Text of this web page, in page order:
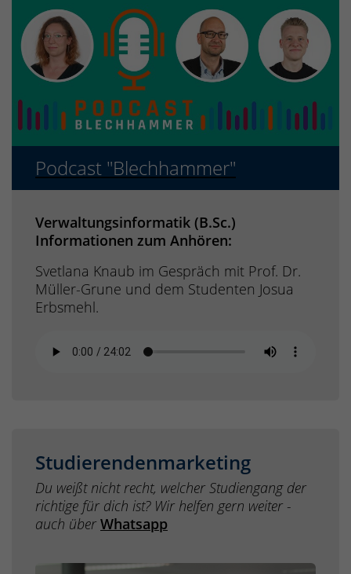
Podcast "Blechhammer"
Verwaltungsinformatik (B.Sc.)
Informationen zum Anhören:
Svetlana Knaub im Gespräch mit Prof. Dr.
Müller-Grune und dem Studenten Josua
Erbsmehl.
Studierendenmarketing
Du weißt nicht recht, welcher Studiengang der
richtige für dich ist? Wir helfen gern weiter -
auch über Whatsapp